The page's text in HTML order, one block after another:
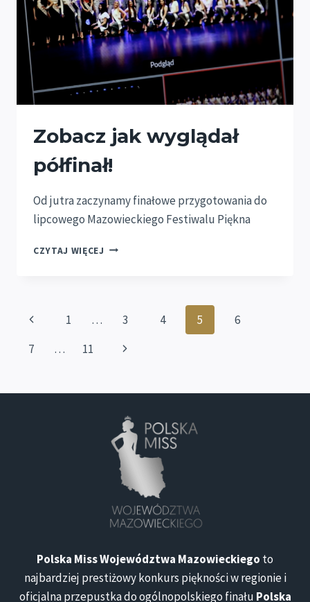
Zobacz jak wyglądał
półfinał!
Od jutra zaczynamy finałowe przygotowania do
lipcowego Mazowieckiego Festiwalu Piękna
CZYTAJ WIĘCEJ ZOBACZ
Nawigacja
strony
Poprzednia
strona
1 … 3 4 5
6
7
… 11
Następna
Polska Miss Województwa Mazowieckiego to
najbardziej prestiżowy konkurs piękności w regionie i
oficjalna przepustka do ogólnopolskiego finału Polska